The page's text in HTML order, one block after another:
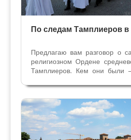
По следам Тамплиеров
Предлагаю вам разговор о
религиозном Ордене
Тамплиеров. Кем они были
монахами? Еретиками или
высшую мудрость?
сражайся, как наши наши...
Верона
Экскурсии